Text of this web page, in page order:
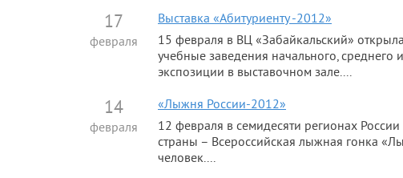
17
февраля
Выставка «Абитуриенту -2012»
15 февраля в ВЦ «Забайкальский»
учебные заведения начального,
экспозиции в выставочном зале....
14
февраля
«Лыжня России-2012»
12 февраля в семидесяти регионах
страны – Всероссийская лыжная гонка
человек....